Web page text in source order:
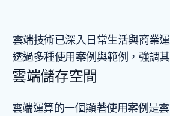
雲端技術已深入日常生活與商業
透過多種使用案例與範例，強調
雲端儲存空間
雲端運算的一個顯著使用案例是